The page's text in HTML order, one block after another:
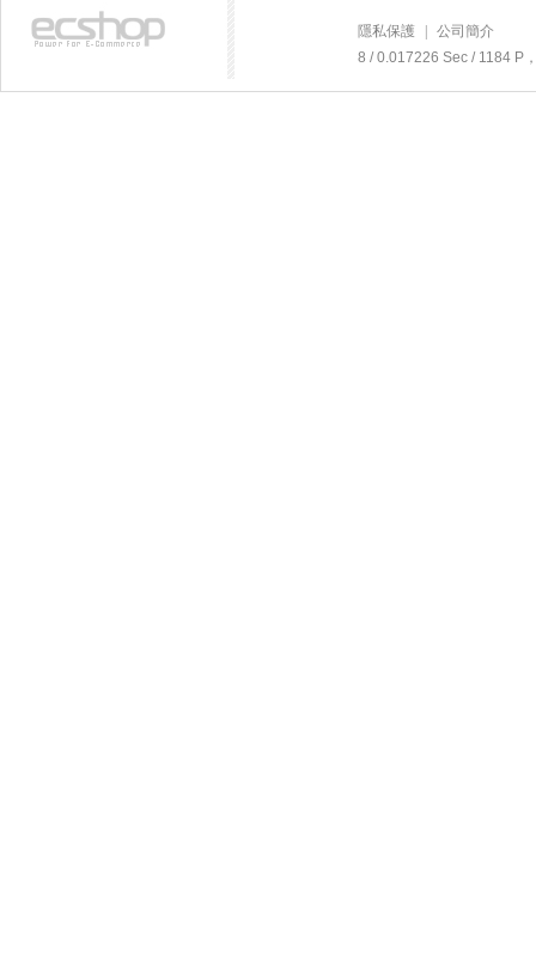
隱私保護
公司簡介
8 / 0.017226 Sec / 1184 P